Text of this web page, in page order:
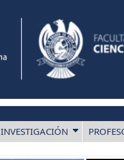
INVESTIGACIÓN